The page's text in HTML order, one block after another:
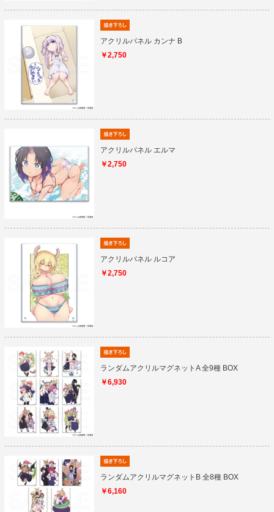
アクリルパネル カンナ B
￥2,750
アクリルパネル エルマ
￥2,750
アクリルパネル ルコア
￥2,750
ランダムアクリルマグネットA 全9種 BOX
￥6,930
ランダムアクリルマグネットB 全8種 BOX
￥6,160